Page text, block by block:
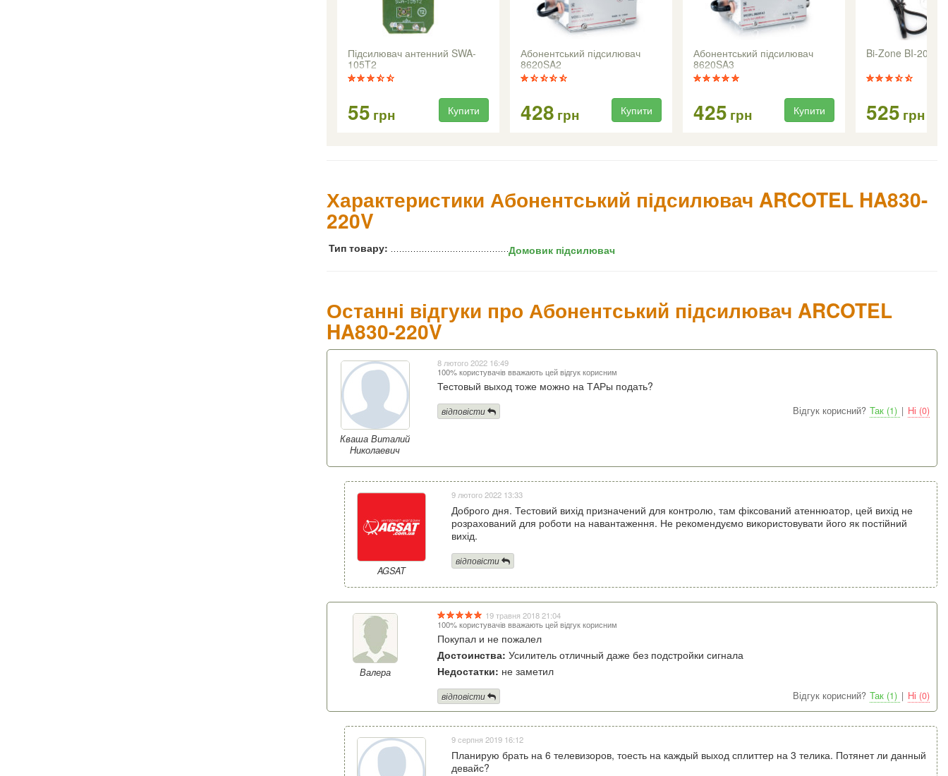
Підсилювач антенний SWA-
105T2
55 грн Купити
Абонентський підсилювач
8620SA2
428 грн Купити
Абонентський підсилювач
8620SA3
425 грн Купити
Bi-Zone BI-200
525 грн
Характеристики Абонентський підсилювач ARCOTEL HA830-
220V
Тип товару: Домовик підсилювач
Останні відгуки про Абонентський підсилювач ARCOTEL
HA830-220V
Кваша Виталий
Николаевич
8 лютого 2022 16:49
100% користувачів вважають цей відгук корисним
Тестовый выход тоже можно на ТАРы подать?
Відгук корисний? Так (1) | Ні (0)
відповісти
AGSAT
9 лютого 2022 13:33
Доброго дня. Тестовий вихід призначений для контролю, там фіксований атеннюатор, цей вихід не
розрахований для роботи на навантаження. Не рекомендуємо використовувати його як постійний
вихід.
відповісти
Валера
19 травня 2018 21:04
100% користувачів вважають цей відгук корисним
Покупал и не пожалел
Достоинства: Усилитель отличный даже без подстройки сигнала
Недостатки: не заметил
Відгук корисний? Так (1) | Ні (0)
відповісти
9 серпня 2019 16:12
Планирую брать на 6 телевизоров, тоесть на каждый выход сплиттер на 3 телика. Потянет ли данный
девайс?